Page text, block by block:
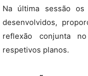
Na última sessão os
desenvolvidos,
reflexão conjunta
respetivos planos.